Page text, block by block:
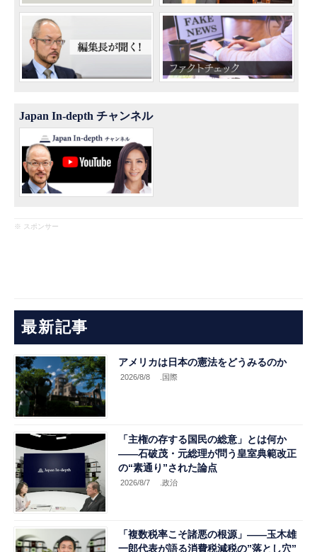
Japan In-depth チャンネル
※ スポンサー
最新記事
アメリカは日本の憲法をどうみるのか
2026/8/8 .国際
「主権の存する国民の総意」とは何か
――石破茂・元総理が問う皇室典範改正
の“素通り”された論点
2026/8/7 .政治
「複数税率こそ諸悪の根源」――玉木雄
一郎代表が語る消費税減税の”落とし穴”